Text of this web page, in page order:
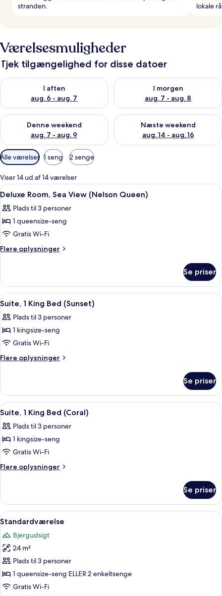
stranden.
lokale
Værelsesmuligheder
Tjek tilgængelighed for disse datoer
I aften
aug. 6 - aug. 7
Tjek tilgængelighed for i aften aug. 6 - aug. 7
I morgen
aug. 7 - aug. 8
Tjek tilgængelighed for i
Denne weekend
aug. 7 - aug. 9
Tjek tilgængelighed for denne weekend aug. 7 - aug. 9
Næste weekend
aug. 14 - aug. 16
Tjek tilgængelighed for næste
Tilgængelige
filtre
for
værelser
Alle værelser 1 seng 2 senge
Viser 14 ud af 14 værelser
Indlæs
alle
billeder
af
Deluxe
Room,
(Nelson
Queen)
Et hotelværelse med en stor seng,
16
Deluxe Room, Sea View (Nelson Queen)
Plads til 3 personer
1 queensize-seng
Gratis Wi-Fi
Flere oplysninger
Flere
Room,
Sea
View
Queen)
Se priser
Indlæs
alle
billeder
af
Suite,
1
(Sunset)
Et hotelværelse med seng,
7
Suite, 1 King Bed (Sunset)
Plads til 3 personer
1 kingsize-seng
Gratis Wi-Fi
Flere oplysninger
Flere
1
King
Bed
Se priser
Indlæs
alle
billeder
af
Suite,
1
(Coral)
Et hotelværelse med en stor seng,
10
Suite, 1 King Bed (Coral)
Plads til 3 personer
1 kingsize-seng
Gratis Wi-Fi
Flere oplysninger
Flere
1
King
Bed
Se priser
Indlæs
alle
billeder
af
Standardværelse
Et hotelværelse med to senge, et
7
Standardværelse
Bjergudsigt
24 m²
Plads til 3 personer
1 queensize-seng ELLER 2 enkeltsenge
Gratis Wi-Fi